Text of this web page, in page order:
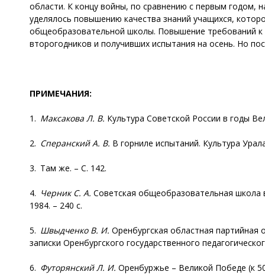
области. К концу войны, по сравнению с первым годом,
уделялось повышению качества знаний учащихся,
общеобразовательной школы. Повышение требований к
второгодников и получивших испытания на осень. Но
ПРИМЕЧАНИЯ:
1. Максакова Л. В. Культура Советской России в годы
2. Сперанский А. В. В горниле испытаний. Культура
3. Там же. – С. 142.
4. Черник С. А. Советская общеобразовательная школа
1984. – 240 с.
5. Швыдченко В. И. Оренбургская областная
записки Оренбургского государственного
6. Футорянский Л. И. Оренбуржье – Великой Победе (к